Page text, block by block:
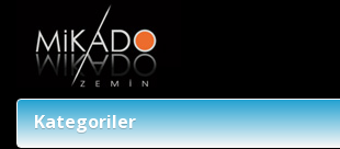
Kategoriler